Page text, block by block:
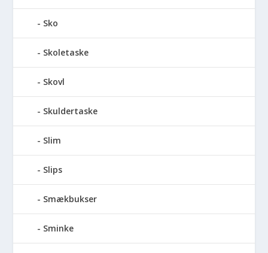
Sko
Skoletaske
Skovl
Skuldertaske
Slim
Slips
Smækbukser
Sminke